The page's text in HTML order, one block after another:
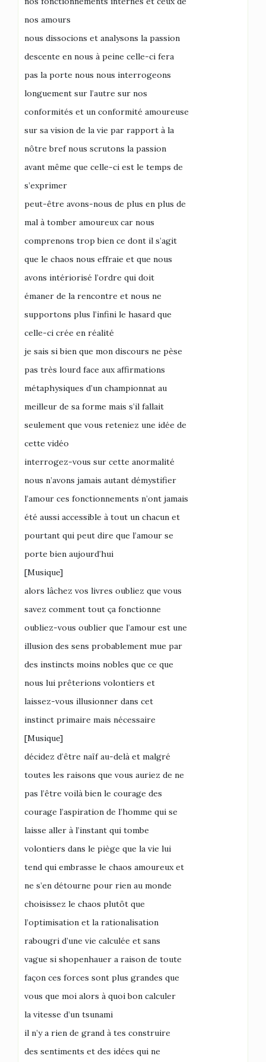
nos amours
nous dissocions et analysons la passion
descente en nous à peine celle-ci fera
pas la porte nous nous interrogeons
longuement sur l’autre sur nos
conformités et un conformité amoureuse
sur sa vision de la vie par rapport à la
nôtre bref nous scrutons la passion
avant même que celle-ci est le temps de
s’exprimer
peut-être avons-nous de plus en plus de
mal à tomber amoureux car nous
comprenons trop bien ce dont il s’agit
que le chaos nous effraie et que nous
avons intériorisé l’ordre qui doit
émaner de la rencontre et nous ne
supportons plus l’infini le hasard que
celle-ci crée en réalité
je sais si bien que mon discours ne pèse
pas très lourd face aux affirmations
métaphysiques d’un championnat au
meilleur de sa forme mais s’il fallait
seulement que vous reteniez une idée de
cette vidéo
interrogez-vous sur cette anormalité
nous n’avons jamais autant démystifier
l’amour ces fonctionnements n’ont jamais
été aussi accessible à tout un chacun et
pourtant qui peut dire que l’amour se
porte bien aujourd’hui
[Musique]
alors lâchez vos livres oubliez que vous
savez comment tout ça fonctionne
oubliez-vous oublier que l’amour est une
illusion des sens probablement mue par
des instincts moins nobles que ce que
nous lui prêterions volontiers et
laissez-vous illusionner dans cet
instinct primaire mais nécessaire
[Musique]
décidez d’être naïf au-delà et malgré
toutes les raisons que vous auriez de ne
pas l’être voilà bien le courage des
courage l’aspiration de l’homme qui se
laisse aller à l’instant qui tombe
volontiers dans le piège que la vie lui
tend qui embrasse le chaos amoureux et
ne s’en détourne pour rien au monde
choisissez le chaos plutôt que
l’optimisation et la rationalisation
rabougri d’une vie calculée et sans
vague si shopenhauer a raison de toute
façon ces forces sont plus grandes que
vous que moi alors à quoi bon calculer
la vitesse d’un tsunami
il n’y a rien de grand à tes construire
des sentiments et des idées qui ne